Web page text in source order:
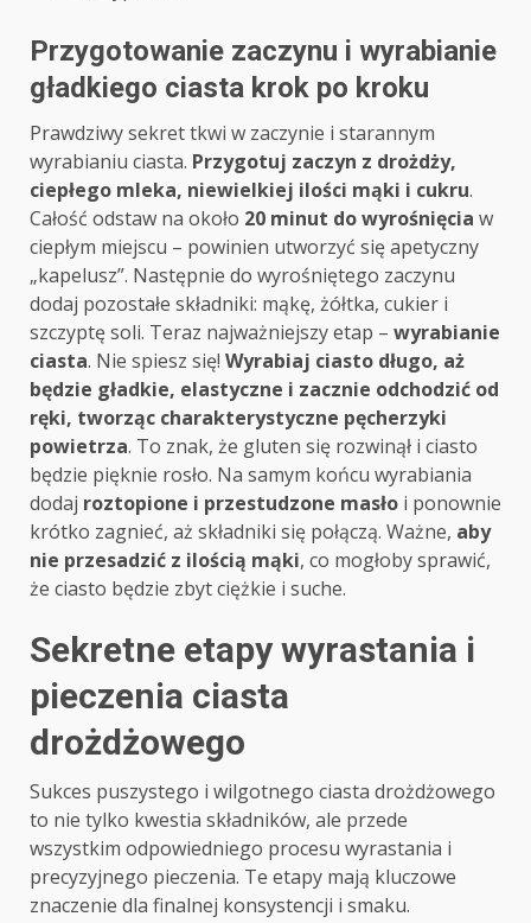
Przygotowanie zaczynu i wyrabianie
gładkiego ciasta krok po kroku
Prawdziwy sekret tkwi w zaczynie i starannym
wyrabianiu ciasta. Przygotuj zaczyn z drożdży,
ciepłego mleka, niewielkiej ilości mąki i cukru.
Całość odstaw na około 20 minut do wyrośnięcia w
ciepłym miejscu – powinien utworzyć się apetyczny
„kapelusz”. Następnie do wyrośniętego zaczynu
dodaj pozostałe składniki: mąkę, żółtka, cukier i
szczyptę soli. Teraz najważniejszy etap – wyrabianie
ciasta. Nie spiesz się! Wyrabiaj ciasto długo, aż
będzie gładkie, elastyczne i zacznie odchodzić od
ręki, tworząc charakterystyczne pęcherzyki
powietrza. To znak, że gluten się rozwinął i ciasto
będzie pięknie rosło. Na samym końcu wyrabiania
dodaj roztopione i przestudzone masło i ponownie
krótko zagnieć, aż składniki się połączą. Ważne, aby
nie przesadzić z ilością mąki, co mogłoby sprawić,
że ciasto będzie zbyt ciężkie i suche.
Sekretne etapy wyrastania i
pieczenia ciasta
drożdżowego
Sukces puszystego i wilgotnego ciasta drożdżowego
to nie tylko kwestia składników, ale przede
wszystkim odpowiedniego procesu wyrastania i
precyzyjnego pieczenia. Te etapy mają kluczowe
znaczenie dla finalnej konsystencji i smaku.